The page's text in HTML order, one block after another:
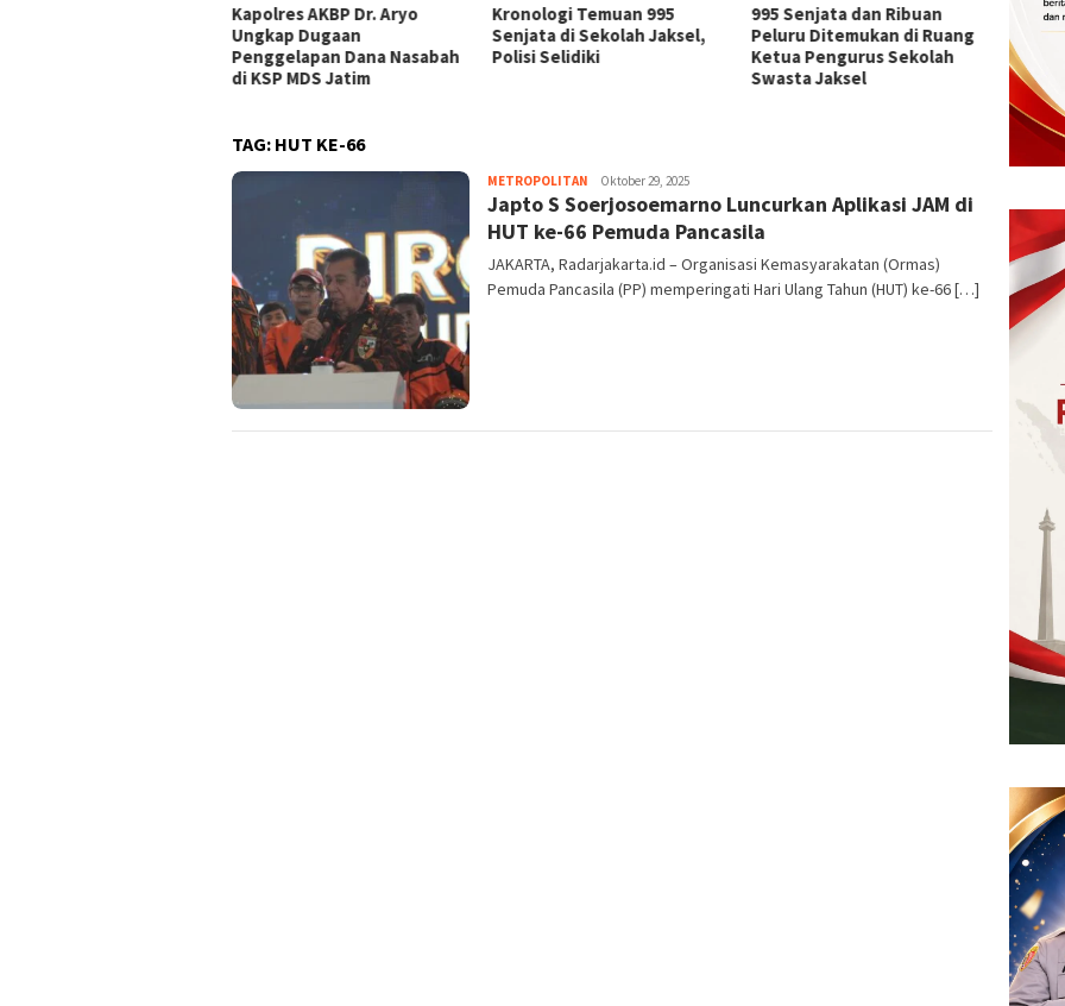
Kronologi Temuan 995
Senjata di Sekolah Jaksel,
Polisi Selidiki
995 Senjata dan Ribuan
Peluru Ditemukan di Ruang
Ketua Pengurus Sekolah
Ombudsman RI Uji Kualitas
Pelayanan Kantor
Pertanahan Kota Palangka
Raya
PWI
Publik
TAG: HUT KE-66
METROPOLITAN Ilham
Akbar
Oktober 29, 2025
Japto S Soerjosoemarno Luncurkan Aplikasi JAM di
HUT ke-66 Pemuda Pancasila
JAKARTA, Radarjakarta.id – Organisasi Kemasyarakatan (Ormas)
Pemuda Pancasila (PP) memperingati Hari Ulang Tahun (HUT) ke-66 […]